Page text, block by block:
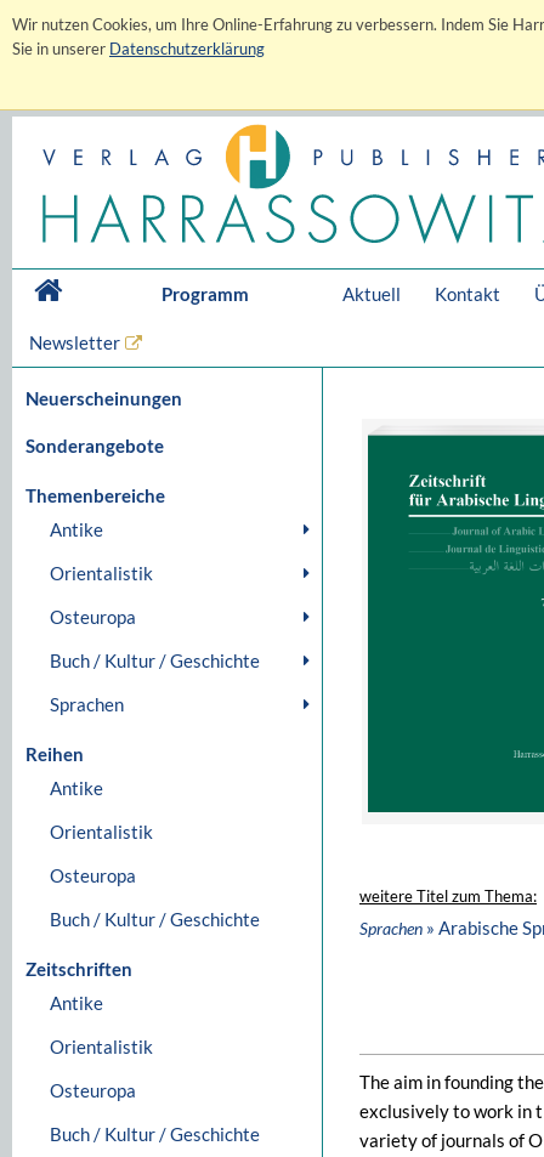
Wir nutzen Cookies, um Ihre Online-Erfahrung zu verbessern. Indem Sie
Sie in unserer Datenschutzerklärung
Programm Aktuell Kontakt
Newsletter
Neuerscheinungen
Sonderangebote
Themenbereiche
Antike
Orientalistik
Osteuropa
Buch / Kultur / Geschichte
Sprachen
Reihen
Antike
Orientalistik
Osteuropa
Buch / Kultur / Geschichte
Zeitschriften
Antike
Orientalistik
Osteuropa
Buch / Kultur / Geschichte
weitere Titel zum Thema:
Sprachen » Arabische
The aim in founding
exclusively to work in
variety of journals of